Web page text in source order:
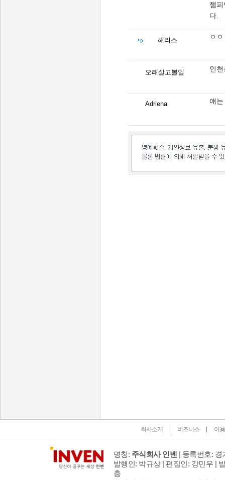
챔
다.
해리스 ㅇ
오래살고볼일 인
Adriena 얘는
회사소개 비즈니스 이
명칭: 주식회사 인벤 | 등록번호: 경
발행인: 박규상 | 편집인: 강민우 |
층